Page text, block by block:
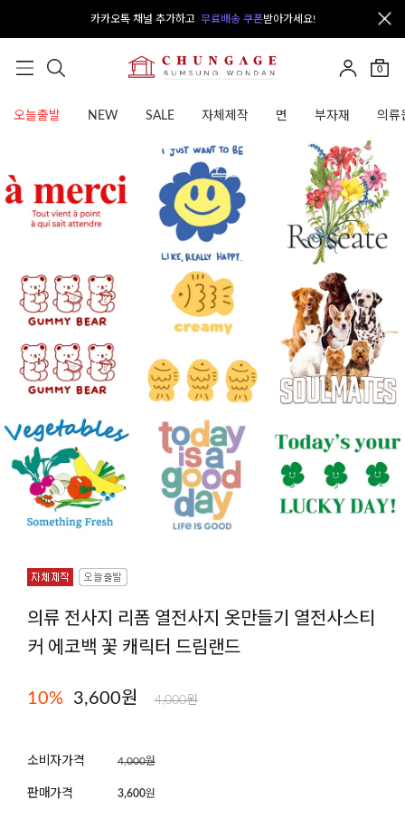
카카오톡 채널 추가하고 무료배송 쿠폰받아가세요!
0
오늘출발 NEW SALE 자체제작 면 부자재 의류
의류 전사지 리폼 열전사지 옷만들기 열전사스티
커 에코백 꽃 캐릭터 드림랜드
10% 3,600원 4,000원
소비자가격 4,000원
판매가격 3,600원